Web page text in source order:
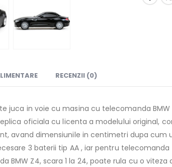
RECENZII (0)
juca in voie cu masina cu telecomanda
oficiala cu licenta a modelului original,
avand dimensiunile in centimetri dupa cum
3 baterii tip AA , iar pentru
BMW Z4, scara 1 la 24, poate rula cu o